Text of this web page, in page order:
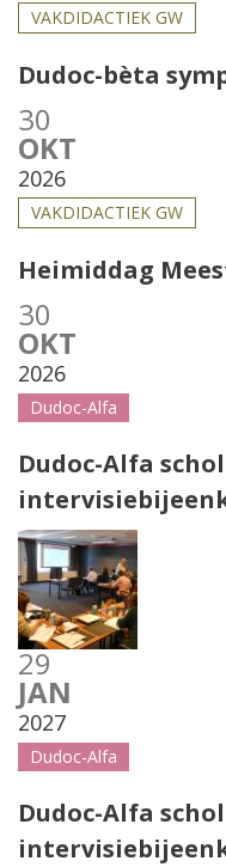
VAKDIDACTIEK GW
Dudoc-bèta
30
OKT
2026
VAKDIDACTIEK GW
Heimiddag
30
OKT
2026
Dudoc-Alfa
Dudoc-Alfa
29
JAN
2027
Dudoc-Alfa
Dudoc-Alfa